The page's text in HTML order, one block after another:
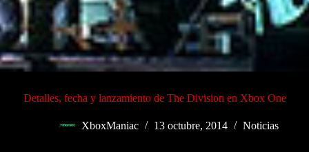
Detalles, fecha y lanzamiento de The Division en Xbox One
XboxManiac 13 octubre, 2014 Noticias